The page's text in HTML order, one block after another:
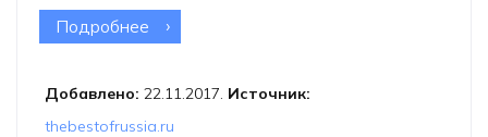
Подробнее о Фотоконкурс Best of Russia-2017
Добавлено: 22.11.2017. Источник:
thebestofrussia.ru